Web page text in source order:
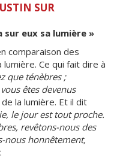
SUR
sur eux sa lumière »
comparaison des
Ce qui fait dire à
que ténèbres ;
êtes devenus
la lumière. Et il dit
le jour est tout proche.
revêtons-nous des
nous honnêtement,
.